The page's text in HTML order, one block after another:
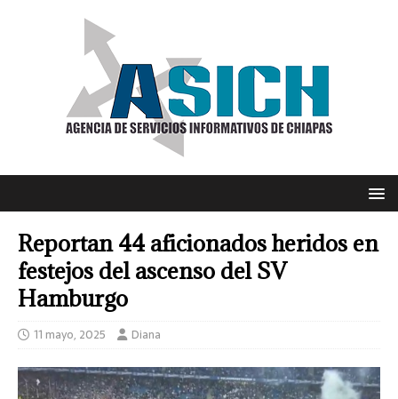
Reportan 44 aficionados heridos en
festejos del ascenso del SV
Hamburgo
11 mayo, 2025 Diana